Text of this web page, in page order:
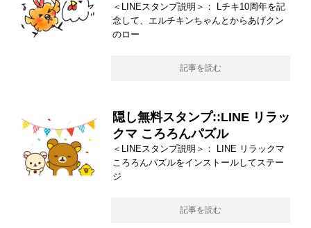
＜LINEスタンプ説明＞： Lチキ10周年を記
念して、エルチキンちゃんとからあげクン
のロー
記事を読む
隠し無料スタンプ::LINE リラッ
クマ ころろんパズル
＜LINEスタンプ説明＞： LINE リラックマ
ころろんパズルをインストールしてステー
ジ
記事を読む